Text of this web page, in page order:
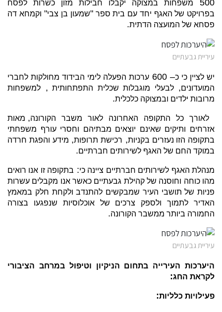
500
משפחות במצוקה יקבלו חבילות מזון כשרות לפסח
בפרויקט של האגף יחד עם בית ספר"שמעון בן צבי" וקמחא דה
פסחא של המועצה הדתית.
עיריית גבעתיים
יש לציין כי כ– 600
ערכות הפעלה לימי הבידוד מחולקות לחברי
המועדונים,לבעלי מוגבלות שכלית התפתחותית , למשפחות
מרובות ילדים ובמצוקה כלכלית.
לאורך כל התקופה האחרונה לאור משבר הקורונה, מאות
אזרחים ותיקים שאינם יוצאים מבתיהם וחסרי עורף משפחתי
בתקופה הזו נעזרים בקניות, רכישת תרופות, מידע והפגת חרדה
במוקד החם של האגף לשירותים חברתיים.
מנהלת האגף לשירותים חברתיים ציינה כי: בתקופה זו אנו רואים
מהו כוחה וחוסנה של קהילת גבעתיים כאשר אנו מקבלים עשרות
פניות של תושבי העיר שמבקשים להתנדב ולקחת חלק במאמץ
האדיר לתמוך ולספק צרכים של אוכלוסיות שנפגעו בצורה
החמורה ביותר ממשבר הקורונה.
עיריית גבעתיים
היערכות העירייה בתחום הניקיון וטיפול במרחב הציבורי
לקראת החג:
פעילויות כלליות: